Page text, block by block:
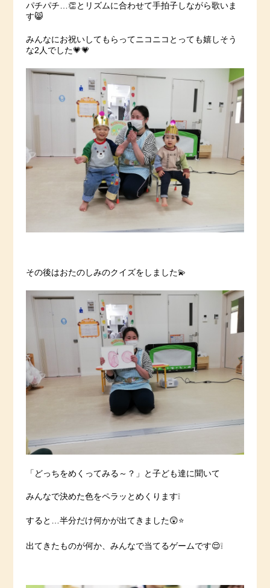
パチパチ…👏とリズムに合わせて手拍子しながら歌いま
す😸
みんなにお祝いしてもらってニコニコとっても嬉しそう
な2人でした💗💗
その後はおたのしみのクイズをしました💫
「どっちをめくってみる～？」と子ども達に聞いて
みんなで決めた色をペラッとめくります❕
すると…半分だけ何かが出てきました😲⭐️
出てきたものが何か、みんなで当てるゲームです😌❕